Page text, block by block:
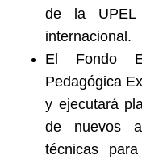
de la
internacional.
El Fondo
Pedagógica
y ejecutará
de nuevos
técnicas